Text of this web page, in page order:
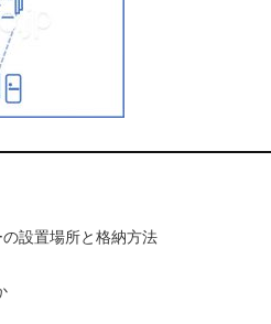
設置場所と格納方法